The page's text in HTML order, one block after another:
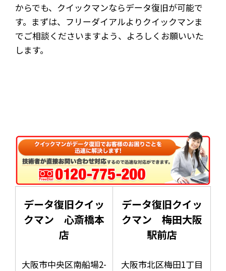
からでも、クイックマンならデータ復旧が可能で
す。まずは、フリーダイアルよりクイックマンま
でご相談くださいますよう、よろしくお願いいた
します。
データ復旧クイッ
クマン 心斎橋本
店
大阪市中央区南船場2-
データ復旧クイッ
クマン 梅田大阪
駅前店
大阪市北区梅田1丁目